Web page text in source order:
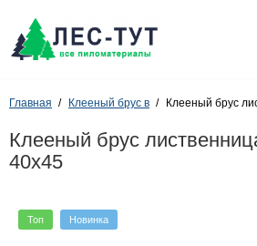
Главная Клееный брус в Клееный брус
Клееный брус
40х45
Топ Новинка